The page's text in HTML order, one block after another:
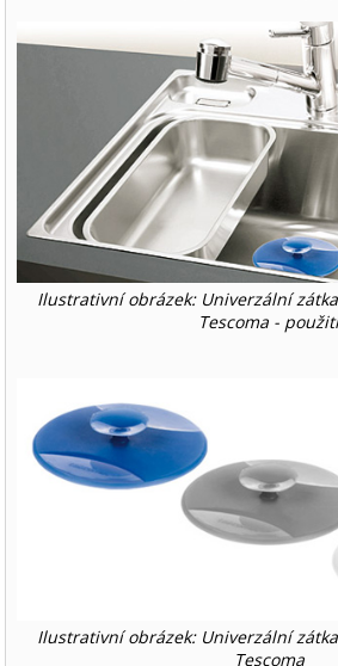
Ilustrativní obrázek: Univerzální
Tescoma - použití
Ilustrativní obrázek: Univerzální
Tescoma